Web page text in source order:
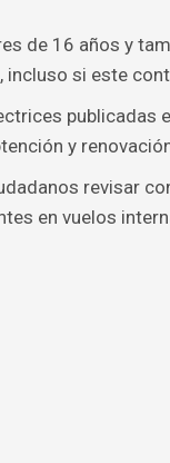
de 16 años y
si este
publicadas
y
revisar
en vuelos